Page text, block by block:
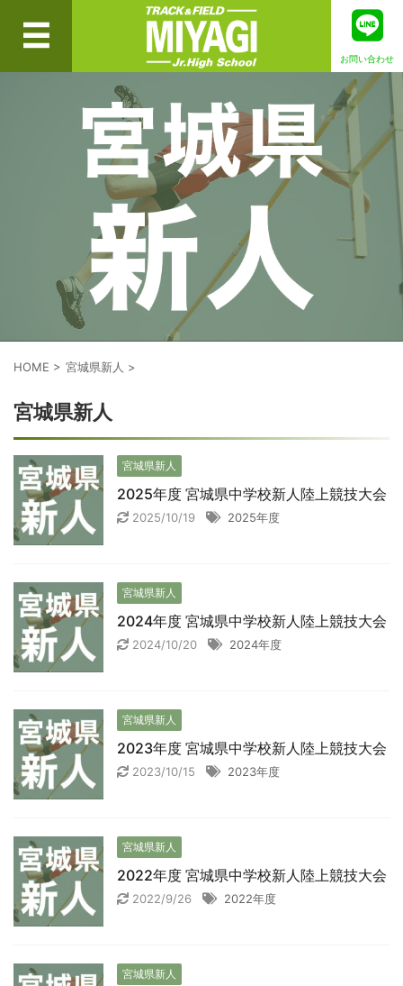
お問い合わせ
HOME > 宮城県新人 >
宮城県新人
宮城県新人
2025年度 宮城県中学校新人陸上競技大会
2025/10/19 2025年度
宮城県新人
2024年度 宮城県中学校新人陸上競技大会
2024/10/20 2024年度
宮城県新人
2023年度 宮城県中学校新人陸上競技大会
2023/10/15 2023年度
宮城県新人
2022年度 宮城県中学校新人陸上競技大会
2022/9/26 2022年度
宮城県新人